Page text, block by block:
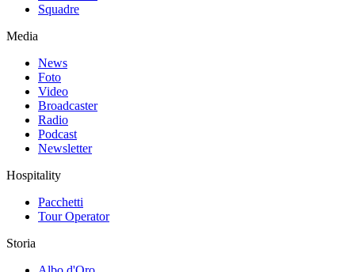
Squadre
Media
News
Foto
Video
Broadcaster
Radio
Podcast
Newsletter
Hospitality
Pacchetti
Tour Operator
Storia